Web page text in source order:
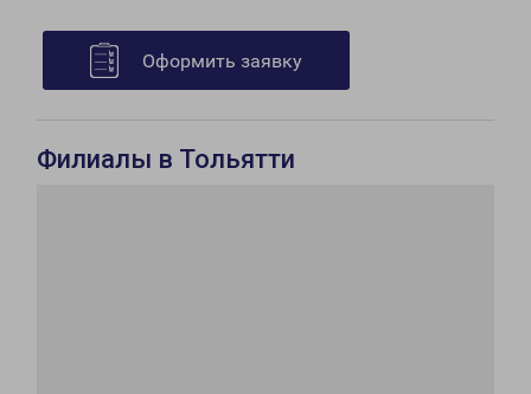
Оформить заявку
Филиалы в Тольятти